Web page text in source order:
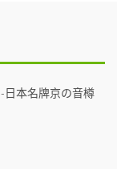
-日本名牌京の音樽